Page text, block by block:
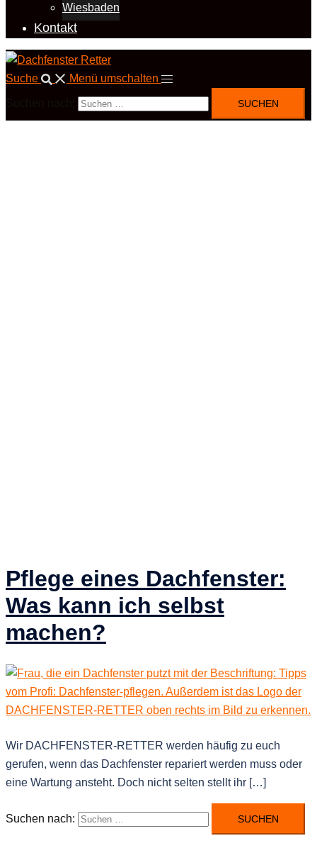
Wiesbaden
Kontakt
Suche Menü umschalten
Pflege eines Dachfenster:
Was kann ich selbst
machen?
Wir DACHFENSTER-RETTER werden häufig zu euch
gerufen, wenn das Dachfenster repariert werden muss oder
eine Wartung ansteht. Doch nicht selten stellt ihr […]
Suchen nach: